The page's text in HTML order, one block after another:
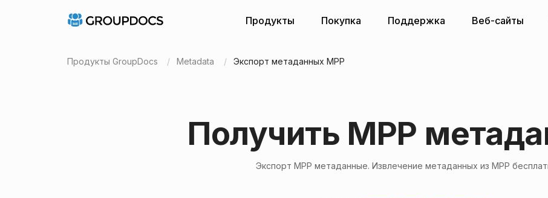
Продукты Покупка Поддержка Веб-сайты
Продукты GroupDocs Metadata Экспорт метаданных MPP
Получить MPP
Экспорт MPP метаданные. Извлечение метаданных из MPP